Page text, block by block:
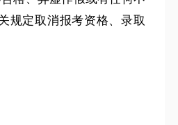
规定取消报考资格、录取